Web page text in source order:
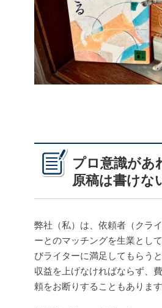
プロ意識があ
原稿は書けな
弊社（私）は、依頼者（クラ
ーとのマッチングを生業とし
びライターに満足してもらう
収益を上げなければならず、
頼をお断りすることもあります